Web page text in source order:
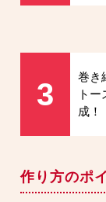
3
巻き
ト
成！
作り方のポ